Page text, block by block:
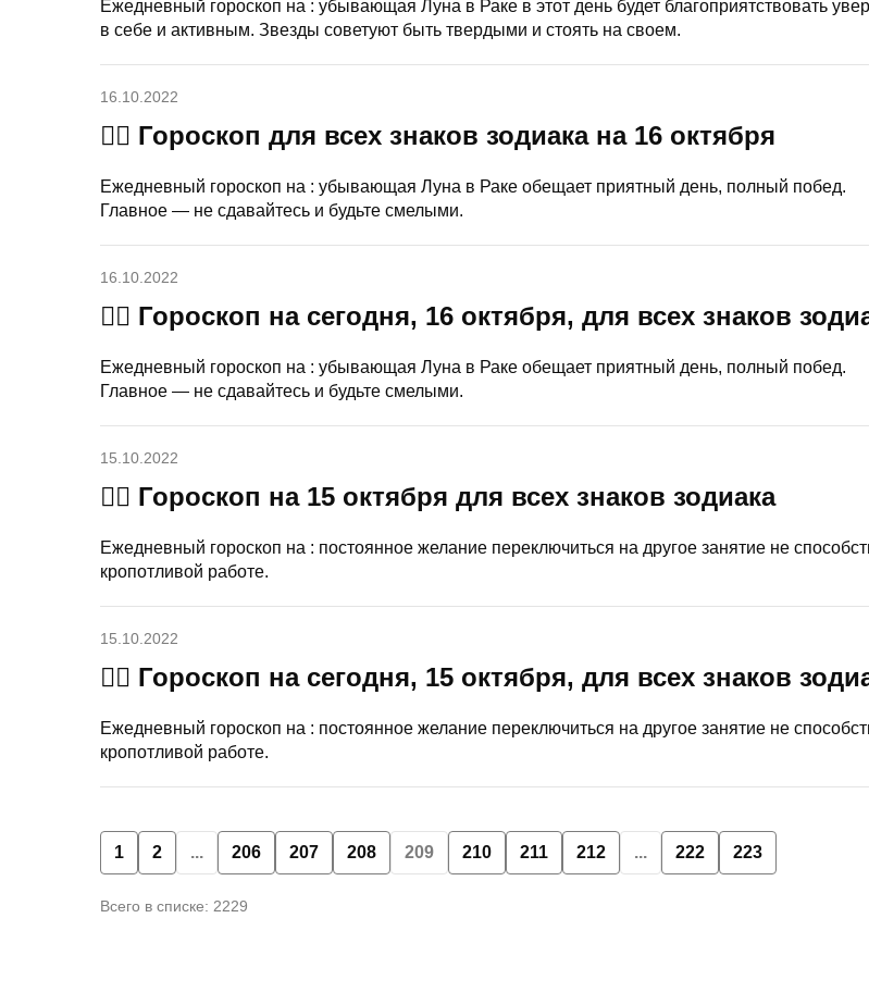
Ежедневный гороскоп на : убывающая Луна в Раке в этот день будет благоприятствовать
в себе и активным. Звезды советуют быть твердыми и стоять на своем.
16.10.2022
🧙‍♀ Гороскоп для всех знаков зодиака на 16 октября
Ежедневный гороскоп на : убывающая Луна в Раке обещает приятный день, полный побед.
Главное — не сдавайтесь и будьте смелыми.
16.10.2022
🧙‍♀ Гороскоп на сегодня, 16 октября, для всех знаков
Ежедневный гороскоп на : убывающая Луна в Раке обещает приятный день, полный побед.
Главное — не сдавайтесь и будьте смелыми.
15.10.2022
🧙‍♀ Гороскоп на 15 октября для всех знаков зодиака
Ежедневный гороскоп на : постоянное желание переключиться на другое занятие не
кропотливой работе.
15.10.2022
🧙‍♀ Гороскоп на сегодня, 15 октября, для всех знаков
Ежедневный гороскоп на : постоянное желание переключиться на другое занятие не
кропотливой работе.
1 2 ... 206 207 208 209 210 211 212 ... 222 223
Всего в списке: 2229